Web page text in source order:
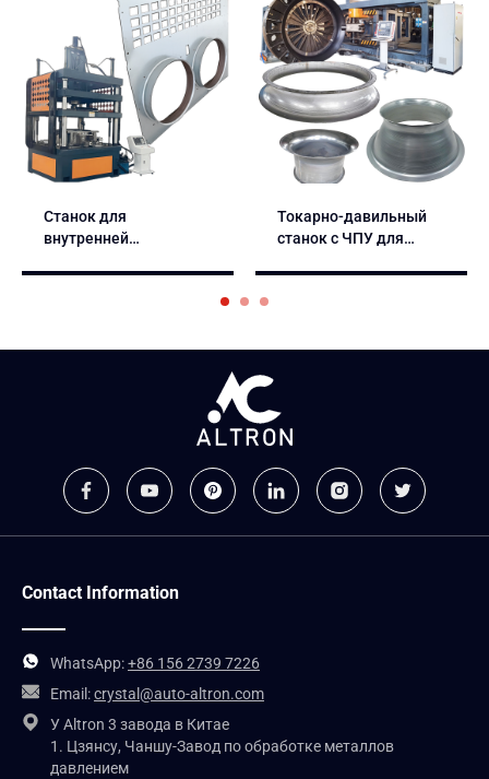
Станок для
внутренней
Токарно-давильный
станок с ЧПУ для
Contact Information
WhatsApp:+86 156 2739 7226
Email:crystal@auto-altron.com
У Altron 3 завода в Китае
1. Цзянсу, Чаншу-Завод по обработке металлов
давлением